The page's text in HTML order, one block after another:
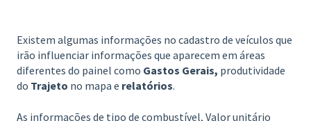
Existem algumas informações no cadastro de veículos que
irão influenciar informações que aparecem em áreas
diferentes do painel como Gastos Gerais, produtividade
do Trajeto no mapa e relatórios.
As informações de tipo de combustível, Valor unitário